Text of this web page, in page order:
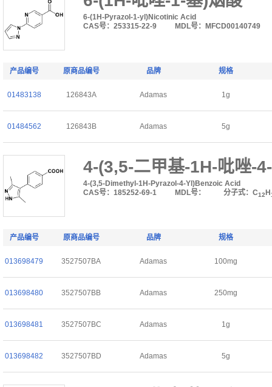
6-(1H-Pyrazol-1-yl)Nicotinic Acid
CAS号：253315-22-9
MDL号：MFCD00140749
产品编号 原商品编号 品牌 规格
01483138 126843A Adamas 1g
01484562 126843B Adamas 5g
4-(3,5-二甲基-1H-吡唑-
4-(3,5-Dimethyl-1H-Pyrazol-4-Yl)Benzoic Acid
CAS号：185252-69-1
MDL号： 分子式：C12 H
产品编号 原商品编号 品牌 规格
013698479 3527507BA Adamas 100mg
013698480 3527507BB Adamas 250mg
013698481 3527507BC Adamas 1g
013698482 3527507BD Adamas 5g